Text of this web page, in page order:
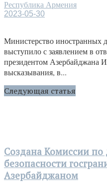
Республика Армения
2023-05-30
Министерство иностранных
выступило с заявлением в
президентом Азербайджана
высказывания, в...
Следующая статья
Создана Комиссии
безопасности
Азербайджаном